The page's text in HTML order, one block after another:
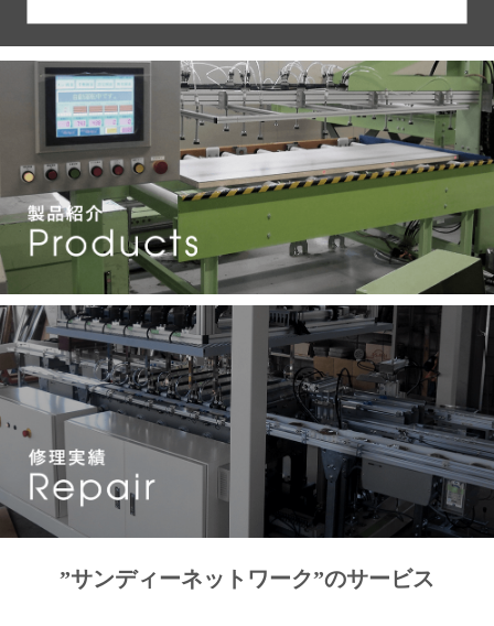
”サンディーネットワーク”のサービス